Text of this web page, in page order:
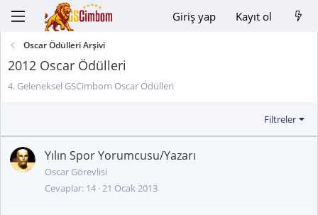
Giriş yap Kayıt ol
Oscar Ödülleri Arşivi
2012 Oscar Ödülleri
4. Geleneksel GSCimbom Oscar Ödülleri
Filtreler
Yılın Spor Yorumcusu/Yazarı
Oscar Görevlisi
Cevaplar 14 21 Ocak 2013